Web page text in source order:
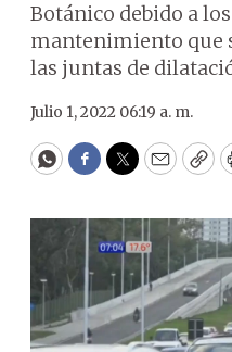
Botánico debido a
mantenimiento que
las juntas de
Julio 1, 2022 06:19 a. m.
WhatsApp
Facebook
Twitter
Email